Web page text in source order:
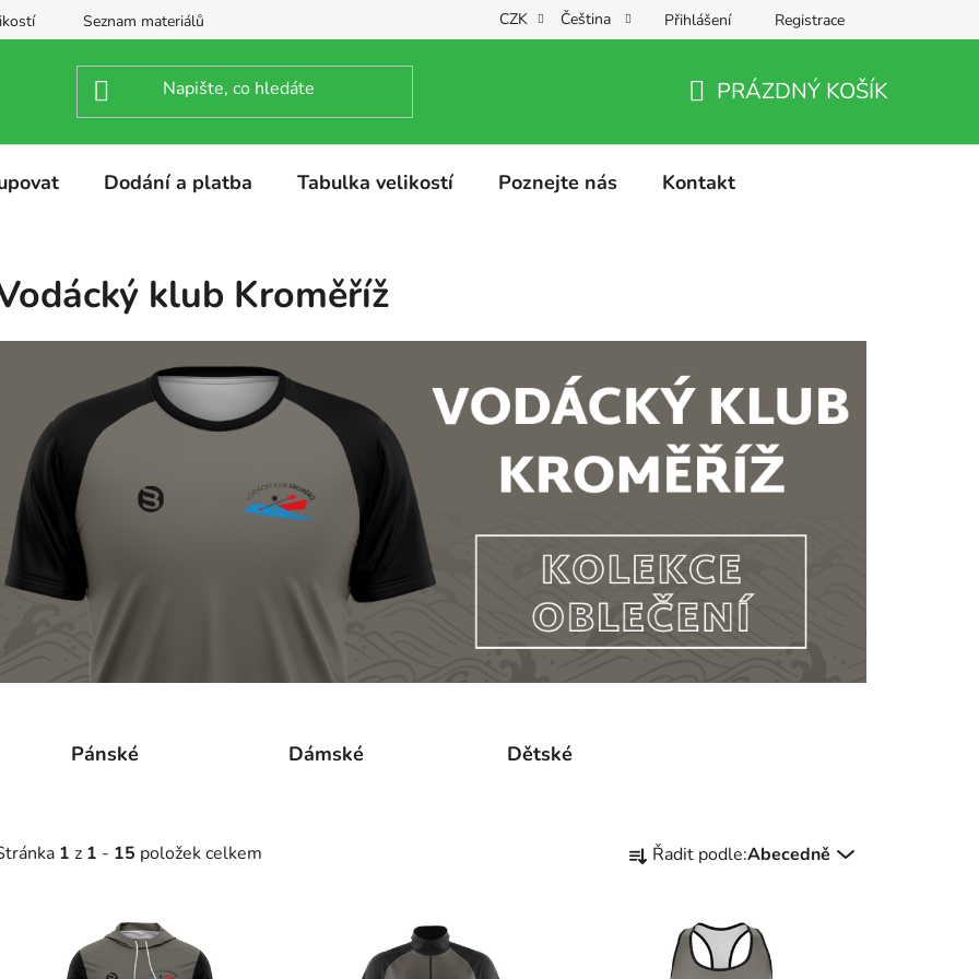
Seznam materiálů CZK Čeština Přihlášení Registrace
KOŠÍK
PRÁZDNÝ KOŠÍK
Dodání a platba Tabulka velikostí Poznejte nás Kontakt
klub Kroměříž
Pánské Dámské Dětské
1 z 1 - 15 položek celkem
a Řadit podle:Abecedně